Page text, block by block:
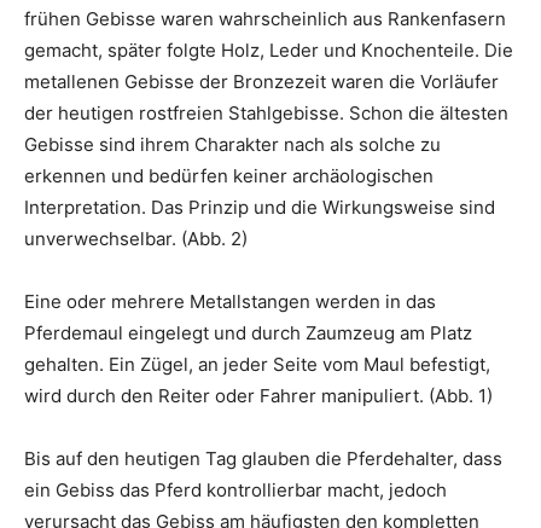
frühen Gebisse waren wahrscheinlich aus Rankenfasern
gemacht, später folgte Holz, Leder und Knochenteile. Die
metallenen Gebisse der Bronzezeit waren die Vorläufer
der heutigen rostfreien Stahlgebisse. Schon die ältesten
Gebisse sind ihrem Charakter nach als solche zu
erkennen und bedürfen keiner archäologischen
Interpretation. Das Prinzip und die Wirkungsweise sind
unverwechselbar. (Abb. 2)
Eine oder mehrere Metallstangen werden in das
Pferdemaul eingelegt und durch Zaumzeug am Platz
gehalten. Ein Zügel, an jeder Seite vom Maul befestigt,
wird durch den Reiter oder Fahrer manipuliert. (Abb. 1)
Bis auf den heutigen Tag glauben die Pferdehalter, dass
ein Gebiss das Pferd kontrollierbar macht, jedoch
verursacht das Gebiss am häufigsten den kompletten